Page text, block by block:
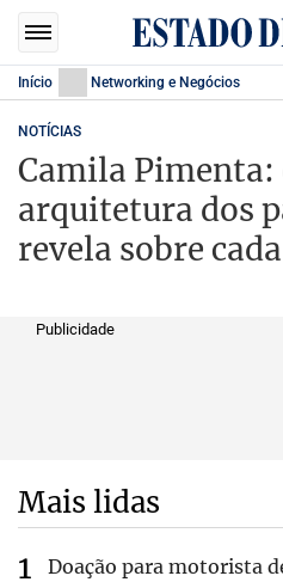
Início Networking e Negócios
NOTÍCIAS
Camila Pimenta:
arquitetura dos
revela sobre
Publicidade
Mais lidas
Doação para motorista